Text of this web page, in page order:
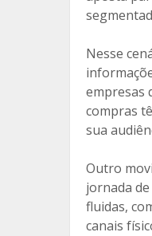
Nesse
empresas
compras
sua
Outro
jornada
fluidas,
canais